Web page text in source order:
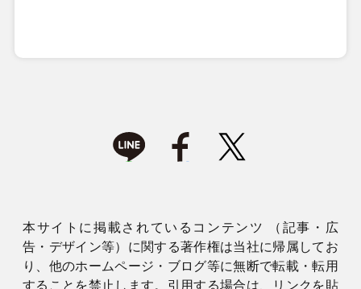
本サイトに掲載されているコンテンツ （記事・広
告・デザイン等）に関する著作権は当社に帰属してお
り、他のホームページ・ブログ等に無断で転載・転用
することを禁止します。引用する場合は、リンクを貼